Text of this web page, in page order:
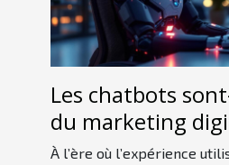
Les chatbots
du marketing
À l’ère où l’expérience